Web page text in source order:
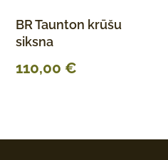
BR Taunton krūšu
siksna
110,00 €